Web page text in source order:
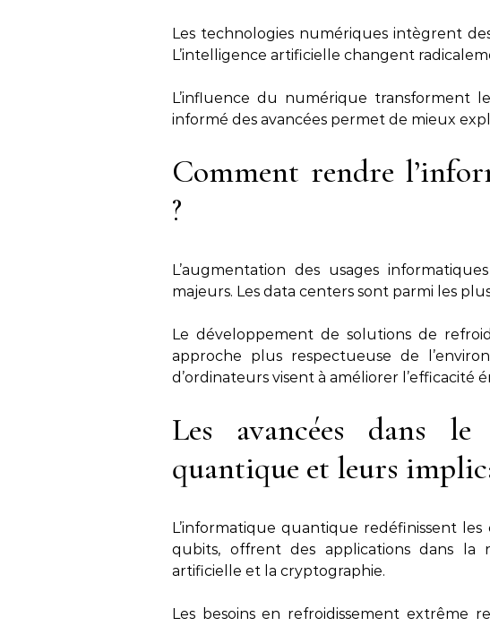
Les technologies numériques intègrent
L’intelligence artificielle changent
L’influence du numérique transforment
informé des avancées permet de mieux
Comment rendre
?
L’augmentation des usages
majeurs. Les data centers sont parmi les
Le développement de solutions de
approche plus respectueuse de
d’ordinateurs visent à améliorer l’efficacité
Les avancées dans
quantique et leurs
L’informatique quantique redéfinissent les
qubits, offrent des applications dans la
artificielle et la cryptographie.
Les besoins en refroidissement extrême